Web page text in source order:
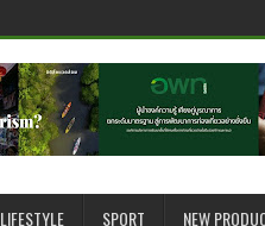
LIFESTYLE SPORT NEW